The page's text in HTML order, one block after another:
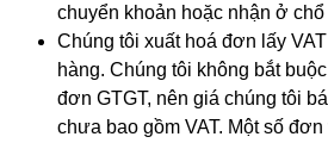
chuyển khoản hoặc nhận ở chổ
Chúng tôi xuất hoá đơn lấy
hàng. Chúng tôi không bắt
đơn GTGT, nên giá chúng tôi
chưa bao gồm VAT. Một số